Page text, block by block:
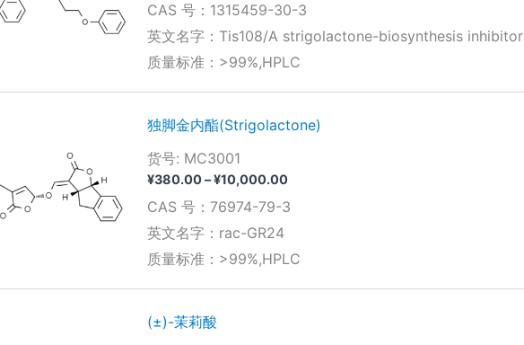
范
围：
¥300.00
至
CAS 号：1315459-30-3
英文名字：Tis108/A strigolactone-biosynthesis inhibitor
质量标准：>99%,HPLC
独脚金内酯(Strigolactone)
货号: MC3001
¥380.00–¥10,000.00价
范
至
CAS 号：76974-79-3
英文名字：rac-GR24
质量标准：>99%,HPLC
(±)-茉莉酸